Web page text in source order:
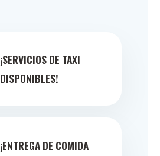
¡SERVICIOS DE TAXI
DISPONIBLES!
¡ENTREGA DE COMIDA